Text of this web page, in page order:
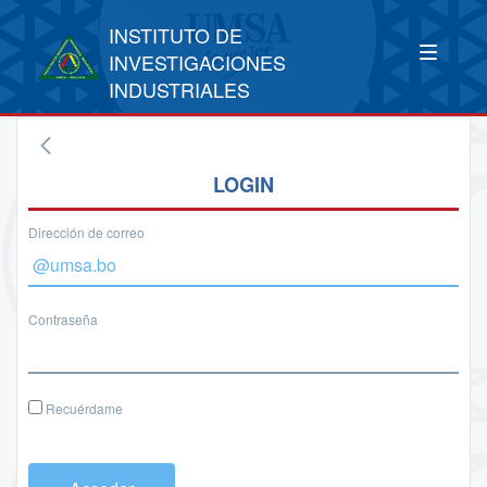
INSTITUTO DE
INVESTIGACIONES
INDUSTRIALES
LOGIN
Dirección de correo
Contraseña
Recuérdame